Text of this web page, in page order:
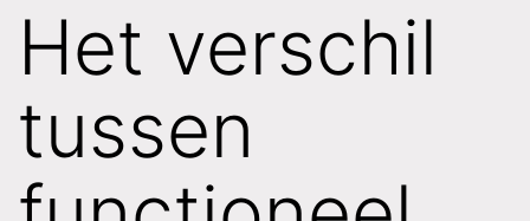
Het verschil
tussen